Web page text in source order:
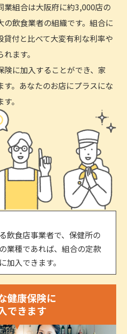
業組合は大阪府に約3,000店の
飲食業者の組織です。組合に
貸付と比べて大変有利な利率や
ます。
険に加入することができ、家
。あなたのお店にプラスにな
。
飲食店事業者で、保健所の
業種であれば、組合の定款
加入できます。
健康保険に
できます